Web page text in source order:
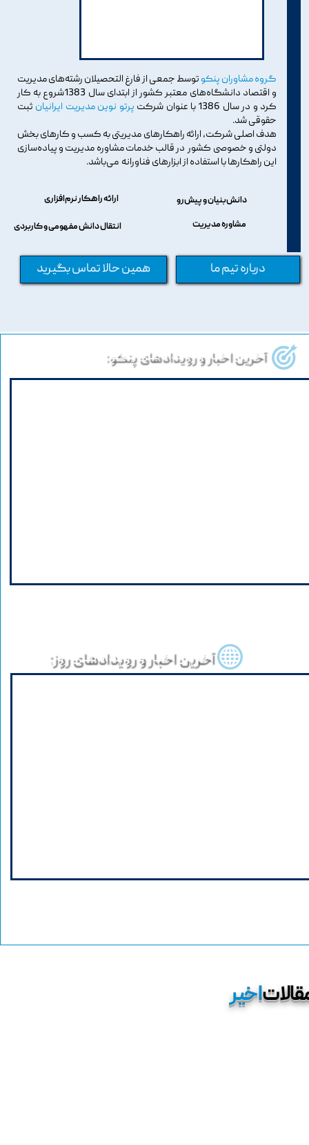
گروه مشاوران پنکو توسط جمعی از فارغ التحصیلان رشته‌های مدیریت
و اقتصاد دانشگاه‌های معتبر کشور از ابتدای سال 1383شروع به کار
کرد و در سال 1386 با عنوان شرکت
پرتو نوین مدیریت ایرانیان ثبت
حقوقی شد.
هدف اصلی شرکت، ارائه راهکارهای مدیریتی به کسب و کارهای بخش
دولتی و خصوصی کشور در قالب خدمات مشاوره مدیریت و پیاده‌سازی
این راهکارها با استفاده از ابزارهای فناورانه می‌باشد.
دانش‌بنیان و پیش‌رو ارائه راهکار نرم‌افزاری
مشاوره مدیریت انتقال دانش مفهومی و کاربردی
درباره تیم ما همین حالا تماس بگیرید
آخرین اخبار و رویدادهای پنکو:
آخرین اخبار و رویدادهای روز:
اخیر